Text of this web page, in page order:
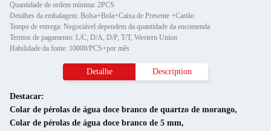
Quantidade de ordem mínima: 2PCS
Detalhes da embalagem: Bolsa+Bola+Caixa de Presente +Cartão
Tempo de entrega: Negociável dependem da quantidade da encomenda
Termos de pagamento: L/C, D/A, D/P, T/T, Western Union
Habilidade da fonte: 10000/PCS+por mês
Detalhe Description
Destacar:
Colar de pérolas de água doce branco de quartzo de morango,
Colar de pérolas de água doce branco de 5 mm,